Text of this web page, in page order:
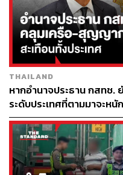
นอกจากนี้ สส. 70 คน หรือ
ประกาศอย่างเป็นทางกา
ใหม่ โดยเชื่อว่า สถานะทา
ได้แล้ว ท่ามกลางรายงานจ
รัฐมนตรี 6 คน ลาออกเพื่อ
ยังอยู่ต่อ
อย่างไรก็ตาม ยังมีรัฐมนตรี
อร์เมอร์ ที่ปรึกษากฎหมาย
รัฐมนตรีกระทรวงการเค
ต่อไป
THAILAND
หากอำนาจประธาน กสทช.
ระดับประเทศที่ตามมาจะหนั